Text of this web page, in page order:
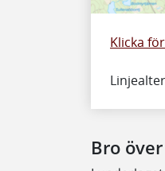
Klicka
Bro